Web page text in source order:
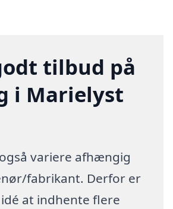
tilbud på
i Marielyst
variere afhængig
fabrikant. Derfor er
at indhente flere